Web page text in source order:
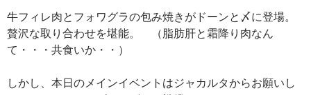
牛フィレ肉とフォワグラの包み焼きがドーンと〆に登場。
贅沢な取り合わせを堪能。 （脂肪肝と霜降り肉なん
て・・・共食いか・・）
しかし、本日のメインイベントはジャカルタからお願いし